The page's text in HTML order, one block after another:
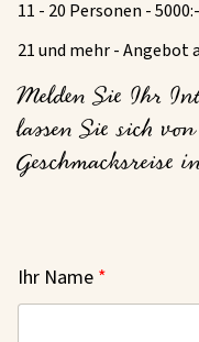
11 - 20 Personen - 5000:-
21 und mehr - Angebot
Melden Sie Ihr
lassen Sie sich
Ihr Name